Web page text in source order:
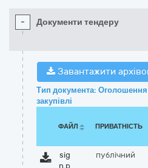
- Документи тендеру
Завантажити
Тип документа:
закупівлі
ФАЙЛ ПРИВАТНІСТЬ
sig
n.p
публічний